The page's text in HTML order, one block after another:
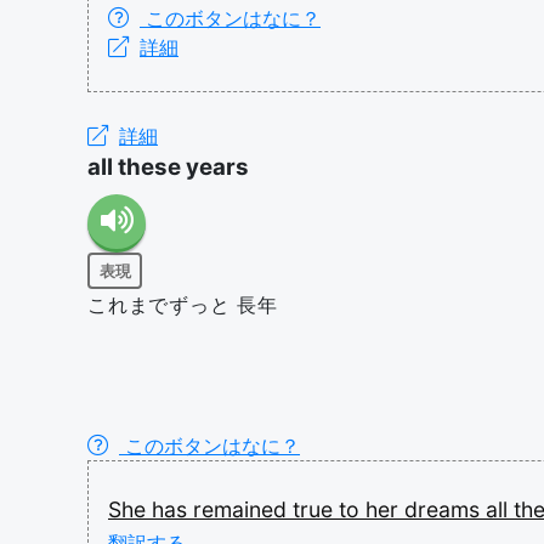
このボタンはなに？
詳細
詳細
all these years
表現
これまでずっと 長年
このボタンはなに？
She has remained true to her dreams all